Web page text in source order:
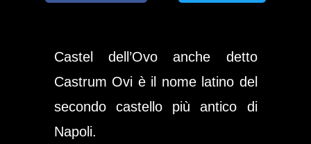
Castel dell’Ovo anche detto
Castrum Ovi è il nome latino del
secondo castello più antico di
Napoli.